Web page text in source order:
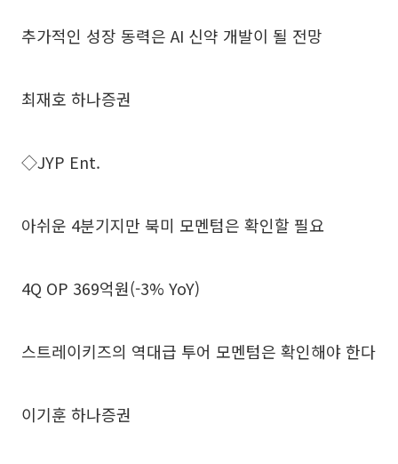
추가적인 성장 동력은 AI 신약 개발이 될 전망
최재호 하나증권
◇JYP Ent.
아쉬운 4분기지만 북미 모멘텀은 확인할 필요
4Q OP 369억원(-3% YoY)
스트레이키즈의 역대급 투어 모멘텀은 확인해야 한다
이기훈 하나증권